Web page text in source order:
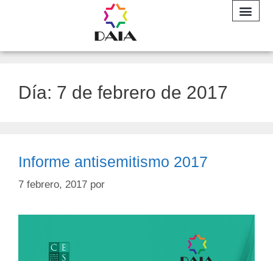
Día: 7 de febrero de 2017
Informe antisemitismo 2017
7 febrero, 2017 por